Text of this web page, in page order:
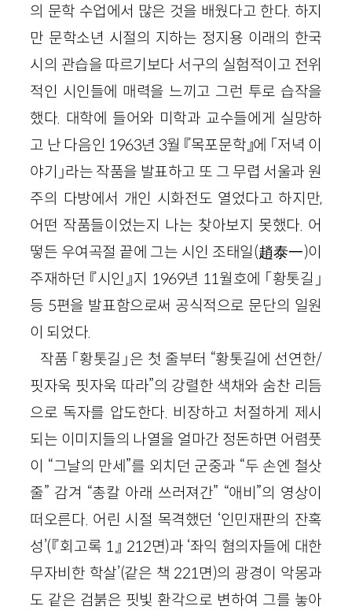
의 문학 수업에서 많은 것을 배웠다고 한다. 하지
만 문학소년 시절의 지하는 정지용 이래의 한국
시의 관습을 따르기보다 서구의 실험적이고 전위
적인 시인들에 매력을 느끼고 그런 투로 습작을
했다. 대학에 들어와 미학과 교수들에게 실망하
고 난 다음인 1963년 3월 『목포문학』에 「저녁 이
야기」라는 작품을 발표하고 또 그 무렵 서울과 원
주의 다방에서 개인 시화전도 열었다고 하지만,
어떤 작품들이었는지 나는 찾아보지 못했다. 어
떻든 우여곡절 끝에 그는 시인 조태일(趙泰一)이
주재하던 『시인』지 1969년 11월호에 「황톳길」
등 5편을 발표함으로써 공식적으로 문단의 일원
이 되었다.
작품 「황톳길」은 첫 줄부터 “황톳길에 선연한/
핏자욱 핏자욱 따라”의 강렬한 색채와 숨찬 리듬
으로 독자를 압도한다. 비장하고 처절하게 제시
되는 이미지들의 나열을 얼마간 정돈하면 어렴풋
이 “그날의 만세”를 외치던 군중과 “두 손엔 철삿
줄” 감겨 “총칼 아래 쓰러져간” “애비”의 영상이
떠오른다. 어린 시절 목격했던 ‘인민재판의 잔혹
성’(『회고록 1』 212면)과 ‘좌익 혐의자들에 대한
무자비한 학살’(같은 책 221면)의 광경이 악몽과
도 같은 검붉은 핏빛 환각으로 변하여 그를 놓아